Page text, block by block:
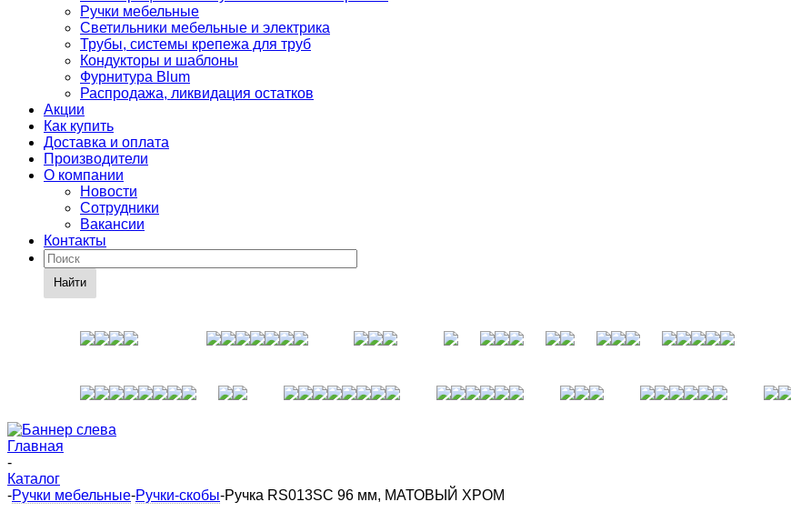
Ручки мебельные
Светильники мебельные и электрика
Трубы, системы крепежа для труб
Кондукторы и шаблоны
Фурнитура Blum
Распродажа, ликвидация остатков
Акции
Как купить
Доставка и оплата
Производители
О компании
Новости
Сотрудники
Вакансии
Контакты
Найти
Главная
-
Каталог
-Ручки мебельные-Ручки-скобы-Ручка RS013SC 96 мм, МАТОВЫЙ ХРОМ